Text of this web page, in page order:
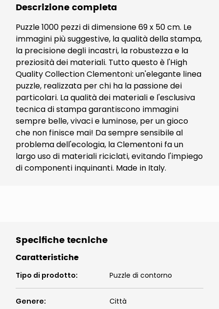
Descrizione completa
Puzzle 1000 pezzi di dimensione 69 x 50 cm. Le
immagini più suggestive, la qualità della stampa,
la precisione degli incastri, la robustezza e la
preziosità dei materiali. Tutto questo è l'High
Quality Collection Clementoni: un'elegante linea
puzzle, realizzata per chi ha la passione dei
particolari. La qualità dei materiali e l'esclusiva
tecnica di stampa garantiscono immagini
sempre belle, vivaci e luminose, per un gioco
che non finisce mai! Da sempre sensibile al
problema dell'ecologia, la Clementoni fa un
largo uso di materiali riciclati, evitando l'impiego
di componenti inquinanti. Made in Italy.
Specifiche tecniche
Caratteristiche
Tipo di prodotto: Puzzle di contorno
Genere: Città